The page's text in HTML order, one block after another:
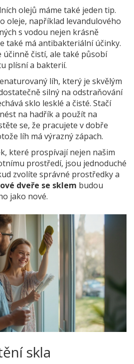
olejů máme také jeden tip.
oleje, například levandulového
s vodou nejen krásně
také má antibakteriální účinky.
čistí, ale také působí
plísní a bakterií.
líh, který je skvělým
silný na odstraňování
sklo lesklé a čisté. Stačí
na hadřík a použít na
se, že pracujete v dobře
líh má výrazný zápach.
které prospívají nejen našim
prostředí, jsou jednoduché
zvolíte správné prostředky a
dveře se sklem budou
jako nové.
skla